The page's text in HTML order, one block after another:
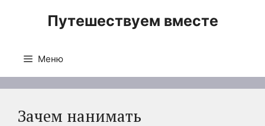
Путешествуем вместе
Меню
Зачем нанимать